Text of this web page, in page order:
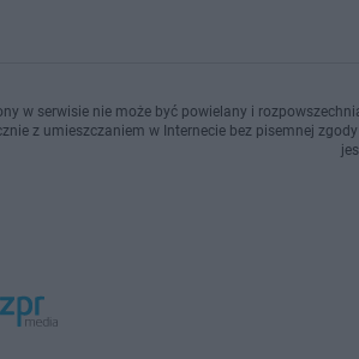
w serwisie nie może być powielany i
z umieszczaniem w Internecie bez pisemnej